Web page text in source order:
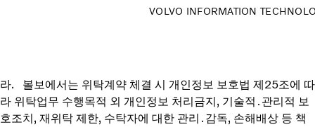
VOLVO INFORMATION
라. 볼보에서는 위탁계약 체결 시 개인정보 보호법 제25조에 따
라 위탁업무 수행목적 외 개인정보 처리금지, 기술적․관리적 보
호조치, 재위탁 제한, 수탁자에 대한 관리․감독, 손해배상 등 책